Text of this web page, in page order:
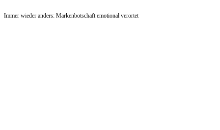
Immer wieder anders: Markenbotschaft emotional verortet